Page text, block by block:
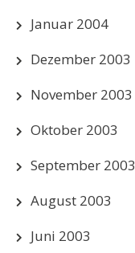
Januar 2004
Dezember 2003
November 2003
Oktober 2003
September 2003
August 2003
Juni 2003